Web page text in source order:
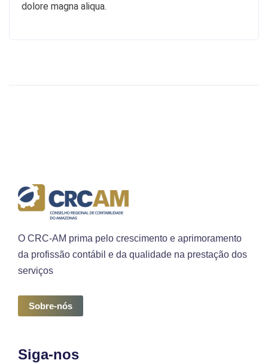
dolore magna aliqua.
O CRC-AM prima pelo crescimento e aprimoramento
da profissão contábil e da qualidade na prestação dos
serviços
Sobre-nós
Siga-nos